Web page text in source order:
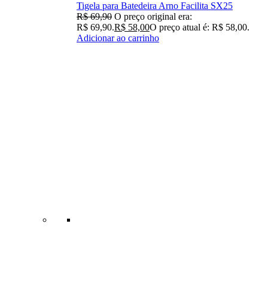
Tigela para Batedeira Arno Facilita SX25
R$69,90 O preço original era:
R$ 69,90.R$ 58,00O preço atual é: R$ 58,00.
Adicionar ao carrinho